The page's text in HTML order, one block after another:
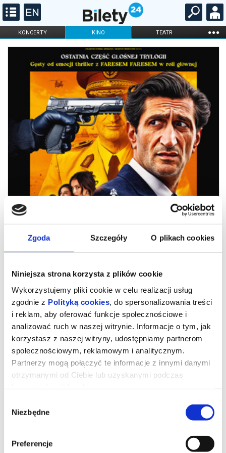
Zgoda Szczegóły O plikach cookies
Niniejsza strona korzysta z plików cookie
Wykorzystujemy pliki cookie w celu realizacji usług
zgodnie z Polityką cookies , do spersonalizowania treści
i reklam, aby oferować funkcje społecznościowe i
analizować ruch w naszej witrynie. Informacje o tym, jak
korzystasz z naszej witryny, udostępniamy partnerom
społecznościowym, reklamowym i analitycznym.
Partnerzy mogą połączyć te informacje z innymi danymi
otrzymanymi od Ciebie lub uzyskanymi podczas
zgody
Niezbędne
Preferencje
KONCERTY KINO TEATR ...
FILHARMONIA OPERA I BALET
DLA DZIECI
ONLINE KARNETY
Orły republiki
George Fahmy (w tej roli Fares Fares) to największa gwiazda
egipskiego kina - nazywany "faraonem ekranu". Zwraca na niego
uwagę sam prezydent Egiptu Abd al-Fattah as Sisi, który życzy
gloryfikującym prezydenta. Okazuje się, że jest to propozycja nie
do odrzucenia - władza szantażem wymusza na aktorze jej
przyjęcie. Początkowo, jak przystało na gwiazdę, bohater liczy na